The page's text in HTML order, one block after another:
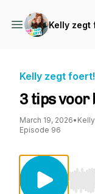
Kelly zegt
Kelly zegt foert!
3 tips voor
March 19, 2026•
Episode 96
Use